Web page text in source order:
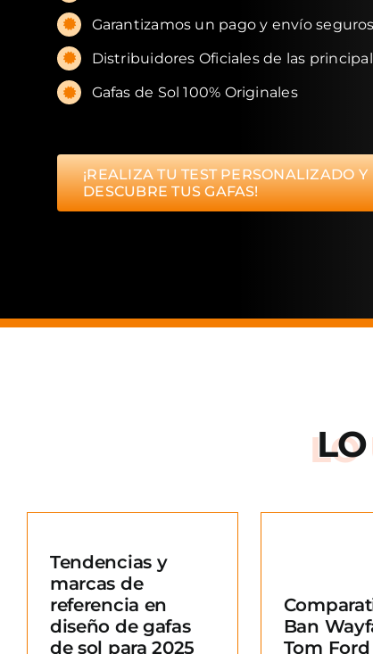
Garantizamos un pago y envío seguros
Distribuidores Oficiales de las
Gafas de Sol 100% Originales
¡REALIZA TU TEST PERSONALIZADO Y
DESCUBRE TUS GAFAS!
Tendencias y
marcas de
referencia en
diseño de gafas
de sol para 2025
Comparativa: Ray-
Ban Wayfarer vs
Tom Ford Fausto
Ban
Tom